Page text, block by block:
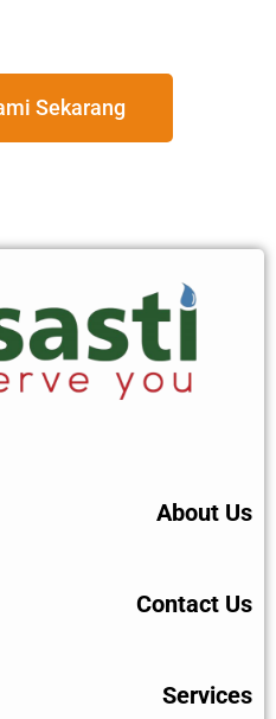
Sekarang
About Us
Contact Us
Services